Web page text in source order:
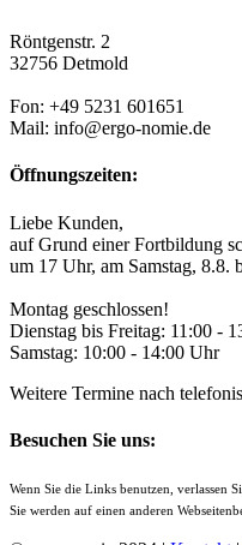
Röntgenstr. 2
32756 Detmold
Fon: +49 5231 601651
Mail: info@ergo-nomie.de
Öffnungszeiten:
Liebe Kunden,
auf Grund einer Fortbildung
um 17 Uhr, am Samstag, 8.8.
Montag geschlossen!
Dienstag bis Freitag: 11:00 -
Samstag: 10:00 - 14:00 Uhr
Weitere Termine nach
Besuchen Sie uns:
Wenn Sie die Links benutzen, verlassen
Sie werden auf einen anderen